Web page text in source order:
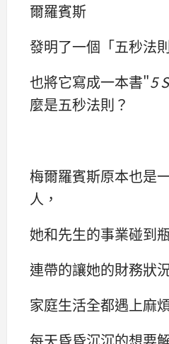
爾羅賓斯
發明了一個「五秒法
也將它寫成一本書"5
麼是五秒法則？
梅爾羅賓斯原本也是
人，
她和先生的事業碰到
連帶的讓她的財務狀
家庭生活全都遇上麻